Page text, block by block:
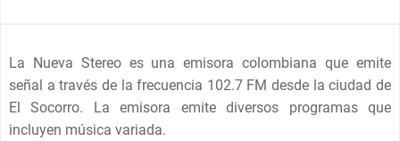
La Nueva Stereo es una emisora colombiana que emite
señal a través de la frecuencia 102.7 FM desde la ciudad de
El Socorro. La emisora emite diversos programas que
incluyen música variada.